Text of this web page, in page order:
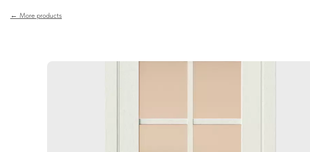
More products